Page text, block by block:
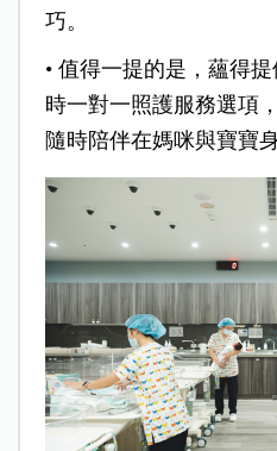
巧。
• 值得一提的是，蘊得
時一對一照護服務選項
隨時陪伴在媽咪與寶寶